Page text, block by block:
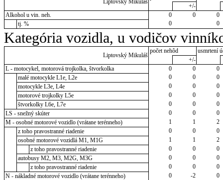
+/-
Alkohol u vin. neh.
0 0
0
tj. %
0 0
Kategória vozidla, u vodičov
Liptovský Mikuláš
počet nehôd
usmrtení
+/-
L - motocykel, motorová trojkolka, štvorkolka
0 0
0
malé motocykle L1e, L2e
0 0
0
motocykle L3e, L4e
0 0
0
motorové trojkolky L5e
0 0
0
štvorkolky L6e, L7e
0 0
0
LS - snežný skúter
0 0
0
M - osobné motorové vozidlo (vrátane terénneho)
1 1
2
z toho pravostranné riadenie
0 0
0
osobné motorové vozidlá M1, M1G
1 1
2
z toho pravostranné riadenie
0 0
0
autobusy M2, M3, M2G, M3G
0 0
0
z toho pravostranné riadenie
0 0
0
N - nákladné motorové vozidlo (vrátane terénneho)
0 -2
0